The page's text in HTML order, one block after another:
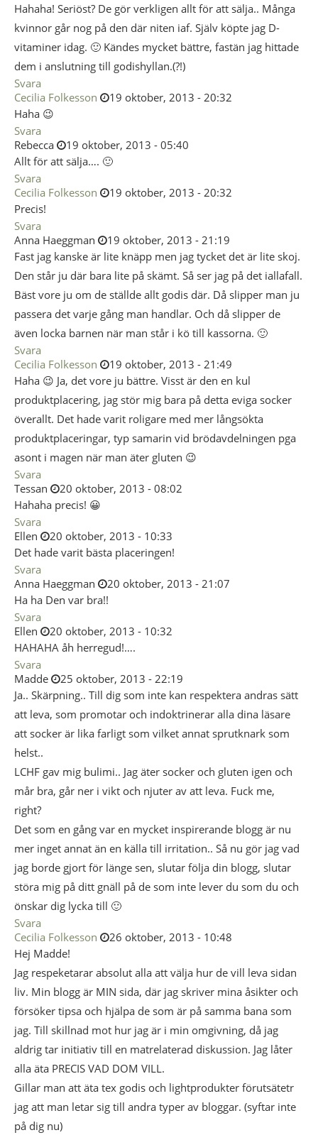
Hahaha! Seriöst? De gör verkligen allt för att sälja.. Många
kvinnor går nog på den där niten iaf. Själv köpte jag D-
vitaminer idag. 🙂 Kändes mycket bättre, fastän jag hittade
dem i anslutning till godishyllan.(?!)
Svara
Cecilia Folkesson
19 oktober, 2013 - 20:32
Haha 😉
Svara
Rebecca
19 oktober, 2013 - 05:40
Allt för att sälja…. 🙂
Svara
Cecilia Folkesson
19 oktober, 2013 - 20:32
Precis!
Svara
Anna Haeggman
19 oktober, 2013 - 21:19
Fast jag kanske är lite knäpp men jag tycket det är lite skoj.
Den står ju där bara lite på skämt. Så ser jag på det iallafall.
Bäst vore ju om de ställde allt godis där. Då slipper man ju
passera det varje gång man handlar. Och då slipper de
även locka barnen när man står i kö till kassorna. 🙂
Svara
Cecilia Folkesson
19 oktober, 2013 - 21:49
Haha 😉 Ja, det vore ju bättre. Visst är den en kul
produktplacering, jag stör mig bara på detta eviga socker
överallt. Det hade varit roligare med mer långsökta
produktplaceringar, typ samarin vid brödavdelningen pga
asont i magen när man äter gluten 😉
Svara
Tessan
20 oktober, 2013 - 08:02
Hahaha precis! 😀
Svara
Ellen
20 oktober, 2013 - 10:33
Det hade varit bästa placeringen!
Svara
Anna Haeggman
20 oktober, 2013 - 21:07
Ha ha Den var bra!!
Svara
Ellen
20 oktober, 2013 - 10:32
HAHAHA åh herregud!….
Svara
Madde
25 oktober, 2013 - 22:19
Ja.. Skärpning.. Till dig som inte kan respektera andras sätt
att leva, som promotar och indoktrinerar alla dina läsare
att socker är lika farligt som vilket annat sprutknark som
helst..
LCHF gav mig bulimi.. Jag äter socker och gluten igen och
mår bra, går ner i vikt och njuter av att leva. Fuck me,
right?
Det som en gång var en mycket inspirerande blogg är nu
mer inget annat än en källa till irritation.. Så nu gör jag vad
jag borde gjort för länge sen, slutar följa din blogg, slutar
störa mig på ditt gnäll på de som inte lever du som du och
önskar dig lycka till 🙂
Svara
Cecilia Folkesson
26 oktober, 2013 - 10:48
Hej Madde!
Jag respeketarar absolut alla att välja hur de vill leva sidan
liv. Min blogg är MIN sida, där jag skriver mina åsikter och
försöker tipsa och hjälpa de som är på samma bana som
jag. Till skillnad mot hur jag är i min omgivning, då jag
aldrig tar initiativ till en matrelaterad diskussion. Jag låter
alla äta PRECIS VAD DOM VILL.
Gillar man att äta tex godis och lightprodukter förutsätetr
jag att man letar sig till andra typer av bloggar. (syftar inte
på dig nu)